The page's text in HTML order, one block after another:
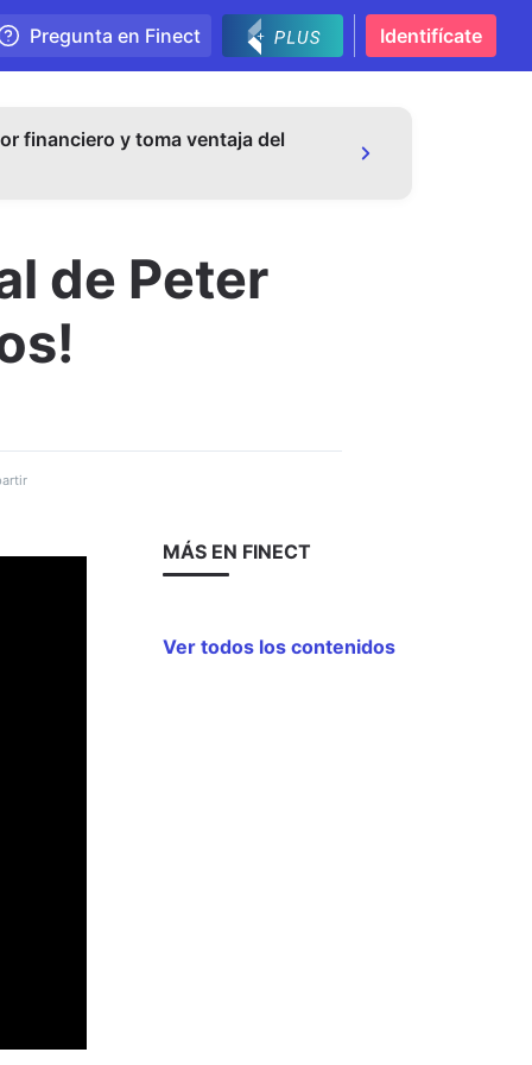
Pregunta en Finect Identifícate
financiero y toma ventaja del
de Peter
MÁS EN FINECT
Ver todos los contenidos